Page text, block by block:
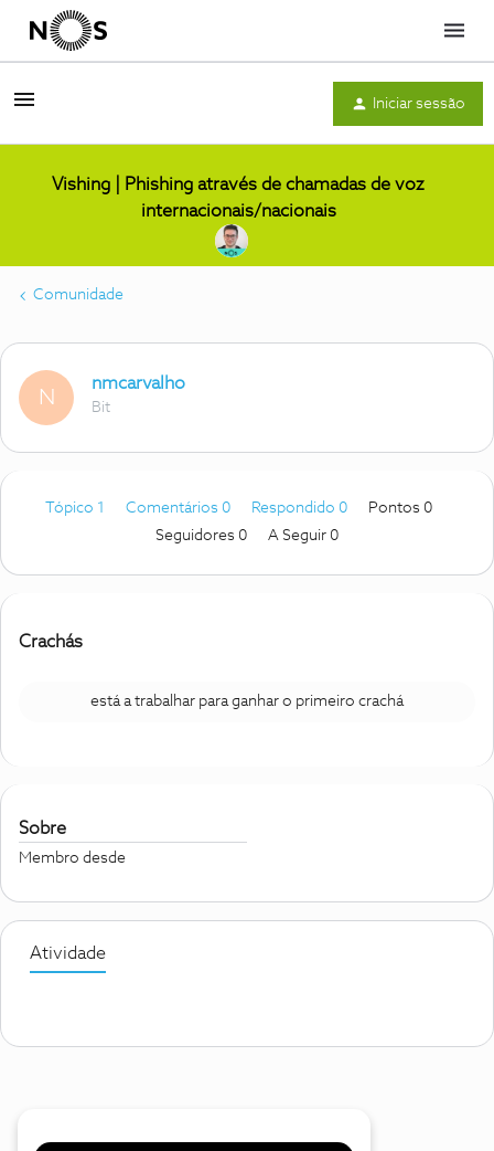
Menu
Iniciar sessão
Vishing | Phishing através de chamadas de voz
internacionais/nacionais
Comunidade
N
nmcarvalho
Bit
Tópico 1 Comentários 0 Respondido 0
Pontos 0
Seguidores 0 A Seguir 0
Crachás
está a trabalhar para ganhar o primeiro crachá
Sobre
Membro desde
Atividade